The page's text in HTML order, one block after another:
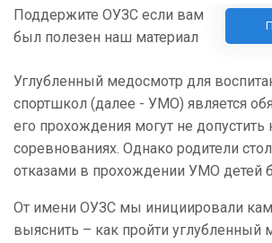
Поддержите ОУЗС если вам
был полезен наш материал
Углубленный медосмотр для
спортшкол (далее - УМО) является
его прохождения могут не допустить
соревнованиях. Однако родители
отказами в прохождении УМО детей
От имени ОУЗС мы инициировали
выяснить – как пройти углубленный